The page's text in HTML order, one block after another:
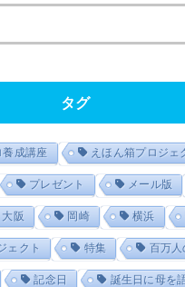
タグ
養成講座 えほん箱プロジェ
プレゼント メール版
大阪 岡崎 横浜
ェクト 特集 百万
記念日 誕生日に母を